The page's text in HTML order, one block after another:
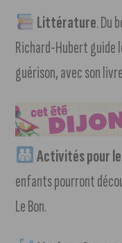
Littérature. Du
Richard-Hubert guide
guérison, avec son
Activités pour
enfants pourront
Le Bon.